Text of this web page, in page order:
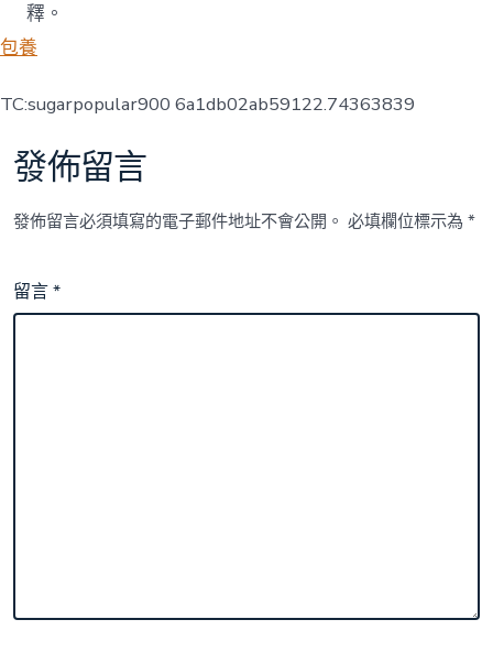
釋。
包養
TC:sugarpopular900 6a1db02ab59122.74363839
發佈留言
發佈留言必須填寫的電子郵件地址不會公開。 必填欄位標示為*
留言*